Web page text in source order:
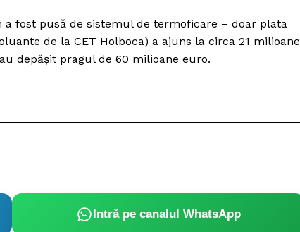
fost pusă de sistemul de termoficare – doar plata
de la CET Holboca) a ajuns la circa 21 milioane
depăşit pragul de 60 milioane euro.
Intră pe canalul WhatsApp